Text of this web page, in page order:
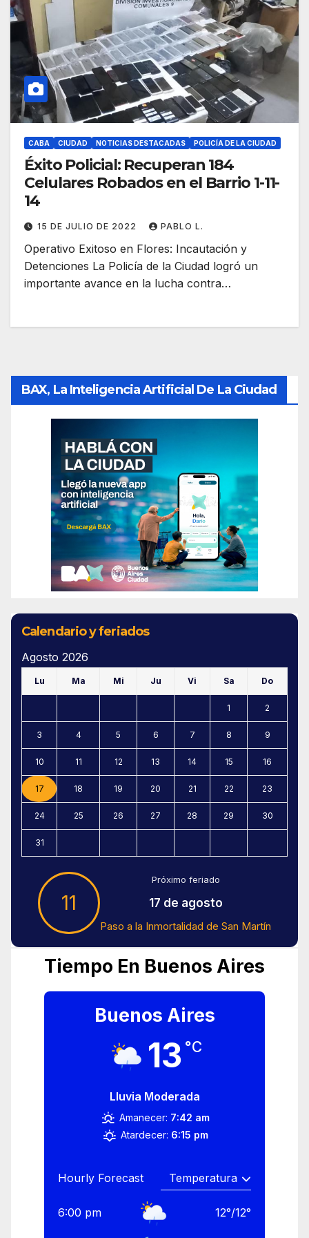
CABA CIUDAD NOTICIAS DESTACADAS POLICÍA DE LA CIUDAD
Éxito Policial: Recuperan 184
Celulares Robados en el Barrio 1-11-
14
15 DE JULIO DE 2022 PABLO L.
Operativo Exitoso en Flores: Incautación y
Detenciones La Policía de la Ciudad logró un
importante avance en la lucha contra…
BAX, La Inteligencia Artificial De La Ciudad
Calendario y feriados
Agosto 2026
Lu Ma Mi Ju Vi Sa Do
1 2
3 4 5 6 7 8 9
10 11 12 13 14 15 16
17 18 19 20 21 22 23
24 25 26 27 28 29 30
31
11
Próximo feriado
17 de agosto
Paso a la Inmortalidad de San Martín
Tiempo En Buenos Aires
Buenos Aires
13 °C
Lluvia Moderada
Amanecer: 7:42 am
Atardecer: 6:15 pm
Hourly Forecast
6:00 pm 12°/12°